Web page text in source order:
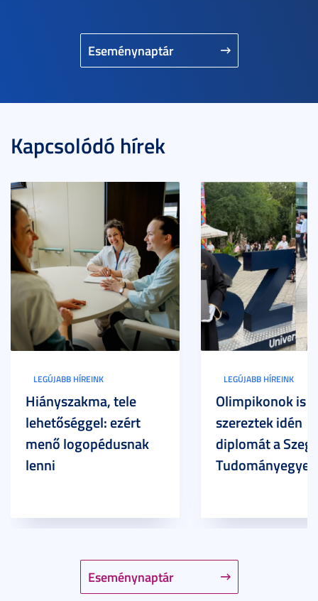
Eseménynaptár
Kapcsolódó hírek
Eseménynaptár
LEGÚJABB HÍREINK
Hiányszakma, tele
lehetőséggel: ezért
menő logopédusnak
lenni
LEGÚJABB HÍREINK
Olimpikonok is
szereztek idén
diplomát a